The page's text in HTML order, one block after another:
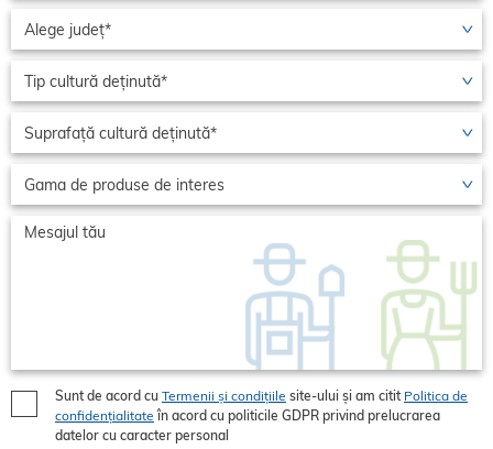
Sunt de acord cu Termenii și condițiile site-ului și am citit Politica de
confidențialitate în acord cu politicile GDPR privind prelucrarea
datelor cu caracter personal